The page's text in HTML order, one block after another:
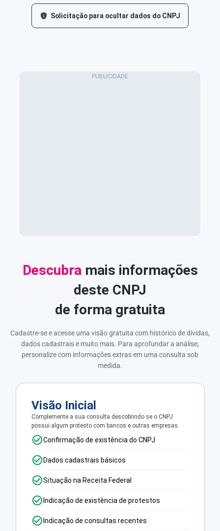
Solicitação para ocultar dados do CNPJ
Descubra mais informações
deste CNPJ
de forma gratuita
Cadastre-se e acesse uma visão gratuita com histórico de dívidas,
dados cadastrais e muito mais. Para aprofundar a análise,
personalize com informações extras em uma consulta sob
medida.
Visão Inicial
Complemente a sua consulta descobrindo se o CNPJ
possui algum protesto com bancos e outras empresas.
Confirmação de existência do CNPJ
Dados cadastrais básicos
Situação na Receita Federal
Indicação de existência de protestos
Indicação de consultas recentes